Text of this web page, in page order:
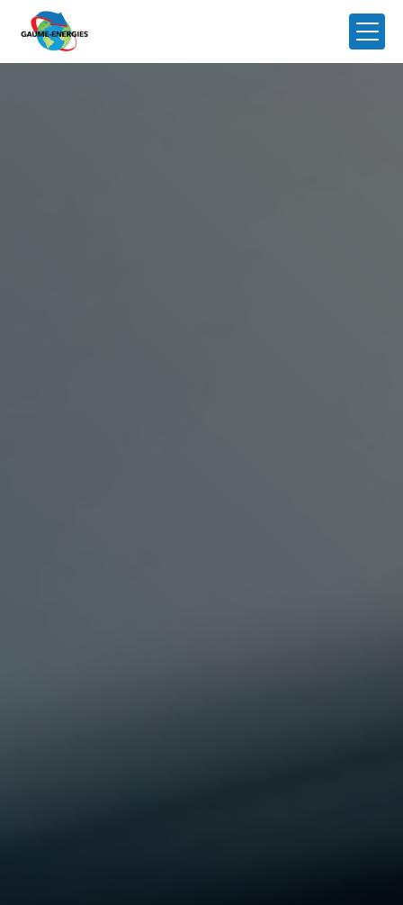
Panneau de gestion des cookies